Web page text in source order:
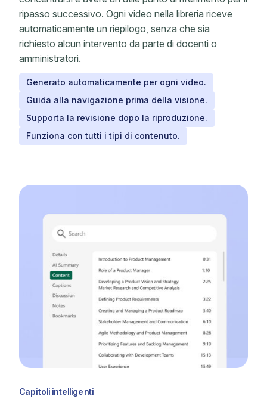
ripasso successivo. Ogni video nella libreria riceve
automaticamente un riepilogo, senza che sia
richiesto alcun intervento da parte di docenti o
amministratori.
Generato automaticamente per ogni video.
Guida alla navigazione prima della visione.
Supporta la revisione dopo la riproduzione.
Funziona con tutti i tipi di contenuto.
Capitoli intelligenti